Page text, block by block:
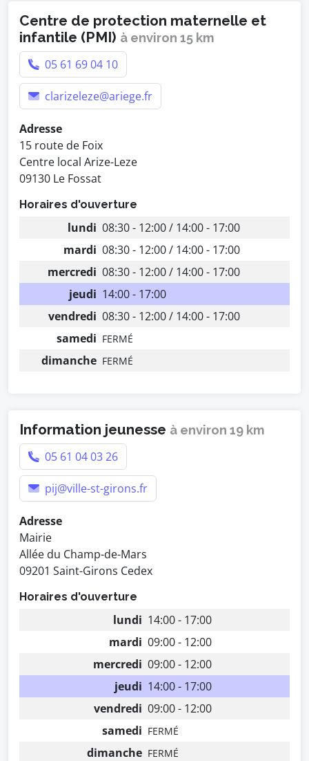
Centre de protection maternelle et
infantile (PMI) à environ 15 km
05 61 69 04 10
clarizeleze@ariege.fr
Adresse
15 route de Foix
Centre local Arize-Leze
09130 Le Fossat
Horaires d'ouverture
lundi 08:30 - 12:00 / 14:00 - 17:00
mardi 08:30 - 12:00 / 14:00 - 17:00
mercredi 08:30 - 12:00 / 14:00 - 17:00
jeudi 14:00 - 17:00
vendredi 08:30 - 12:00 / 14:00 - 17:00
samedi FERMÉ
dimanche FERMÉ
Information jeunesse à environ 19 km
05 61 04 03 26
pij@ville-st-girons.fr
Adresse
Mairie
Allée du Champ-de-Mars
09201 Saint-Girons Cedex
Horaires d'ouverture
lundi 14:00 - 17:00
mardi 09:00 - 12:00
mercredi 09:00 - 12:00
jeudi 14:00 - 17:00
vendredi 09:00 - 12:00
samedi FERMÉ
dimanche FERMÉ